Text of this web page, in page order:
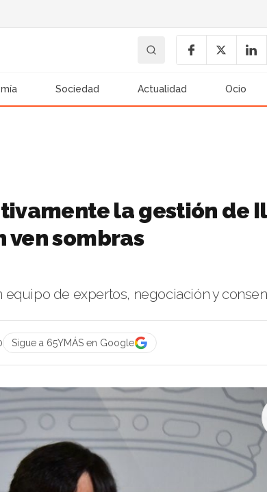
Sociedad Actualidad Ocio
la gestión de
ven sombras
equipo de expertos, negociación y
Sigue a 65YMÁS en Google